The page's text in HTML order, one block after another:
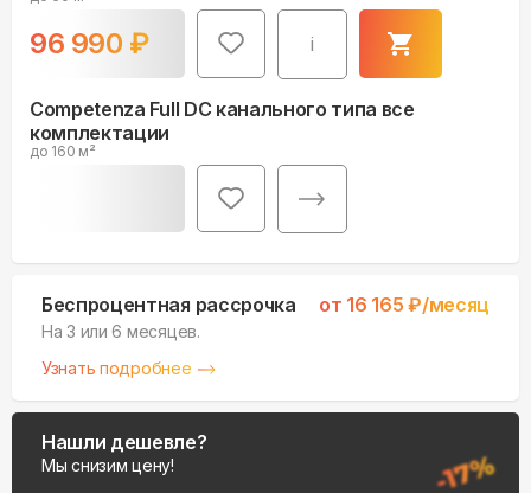
96 990 ₽ i
Competenza Full DC канального типа все
комплектации
до 160 м²
Беспроцентная рассрочка от 16 165 ₽/месяц
На 3 или 6 месяцев.
Узнать подробнее
Нашли дешевле?
Мы снизим цену!